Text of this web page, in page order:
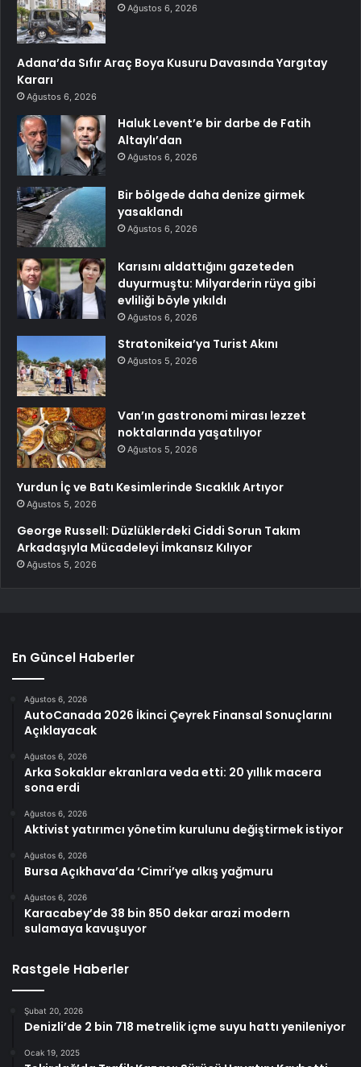
Ağustos 6, 2026
Adana’da Sıfır Araç Boya Kusuru Davasında Yargıtay
Kararı
Ağustos 6, 2026
Haluk Levent’e bir darbe de Fatih
Altaylı’dan
Ağustos 6, 2026
Bir bölgede daha denize girmek
yasaklandı
Ağustos 6, 2026
Karısını aldattığını gazeteden
duyurmuştu: Milyarderin rüya gibi
evliliği böyle yıkıldı
Ağustos 6, 2026
Stratonikeia’ya Turist Akını
Ağustos 5, 2026
Van’ın gastronomi mirası lezzet
noktalarında yaşatılıyor
Ağustos 5, 2026
Yurdun İç ve Batı Kesimlerinde Sıcaklık Artıyor
Ağustos 5, 2026
George Russell: Düzlüklerdeki Ciddi Sorun Takım
Arkadaşıyla Mücadeleyi İmkansız Kılıyor
Ağustos 5, 2026
En Güncel Haberler
Ağustos 6, 2026
AutoCanada 2026 İkinci Çeyrek Finansal Sonuçlarını
Açıklayacak
Ağustos 6, 2026
Arka Sokaklar ekranlara veda etti: 20 yıllık macera
sona erdi
Ağustos 6, 2026
Aktivist yatırımcı yönetim kurulunu değiştirmek istiyor
Ağustos 6, 2026
Bursa Açıkhava’da ‘Cimri’ye alkış yağmuru
Ağustos 6, 2026
Karacabey’de 38 bin 850 dekar arazi modern
sulamaya kavuşuyor
Rastgele Haberler
Şubat 20, 2026
Denizli’de 2 bin 718 metrelik içme suyu hattı yenileniyor
Ocak 19, 2025